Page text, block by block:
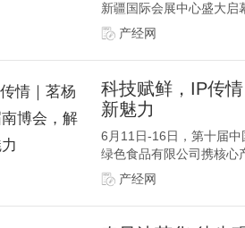
新疆国际会展中心盛大启
产经网
科技赋鲜，IP传
新魅力
6月11日-16日，第十届
绿色食品有限公司携核心
产经网